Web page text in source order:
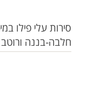
סירות עלי פילו
חלבה-בננה